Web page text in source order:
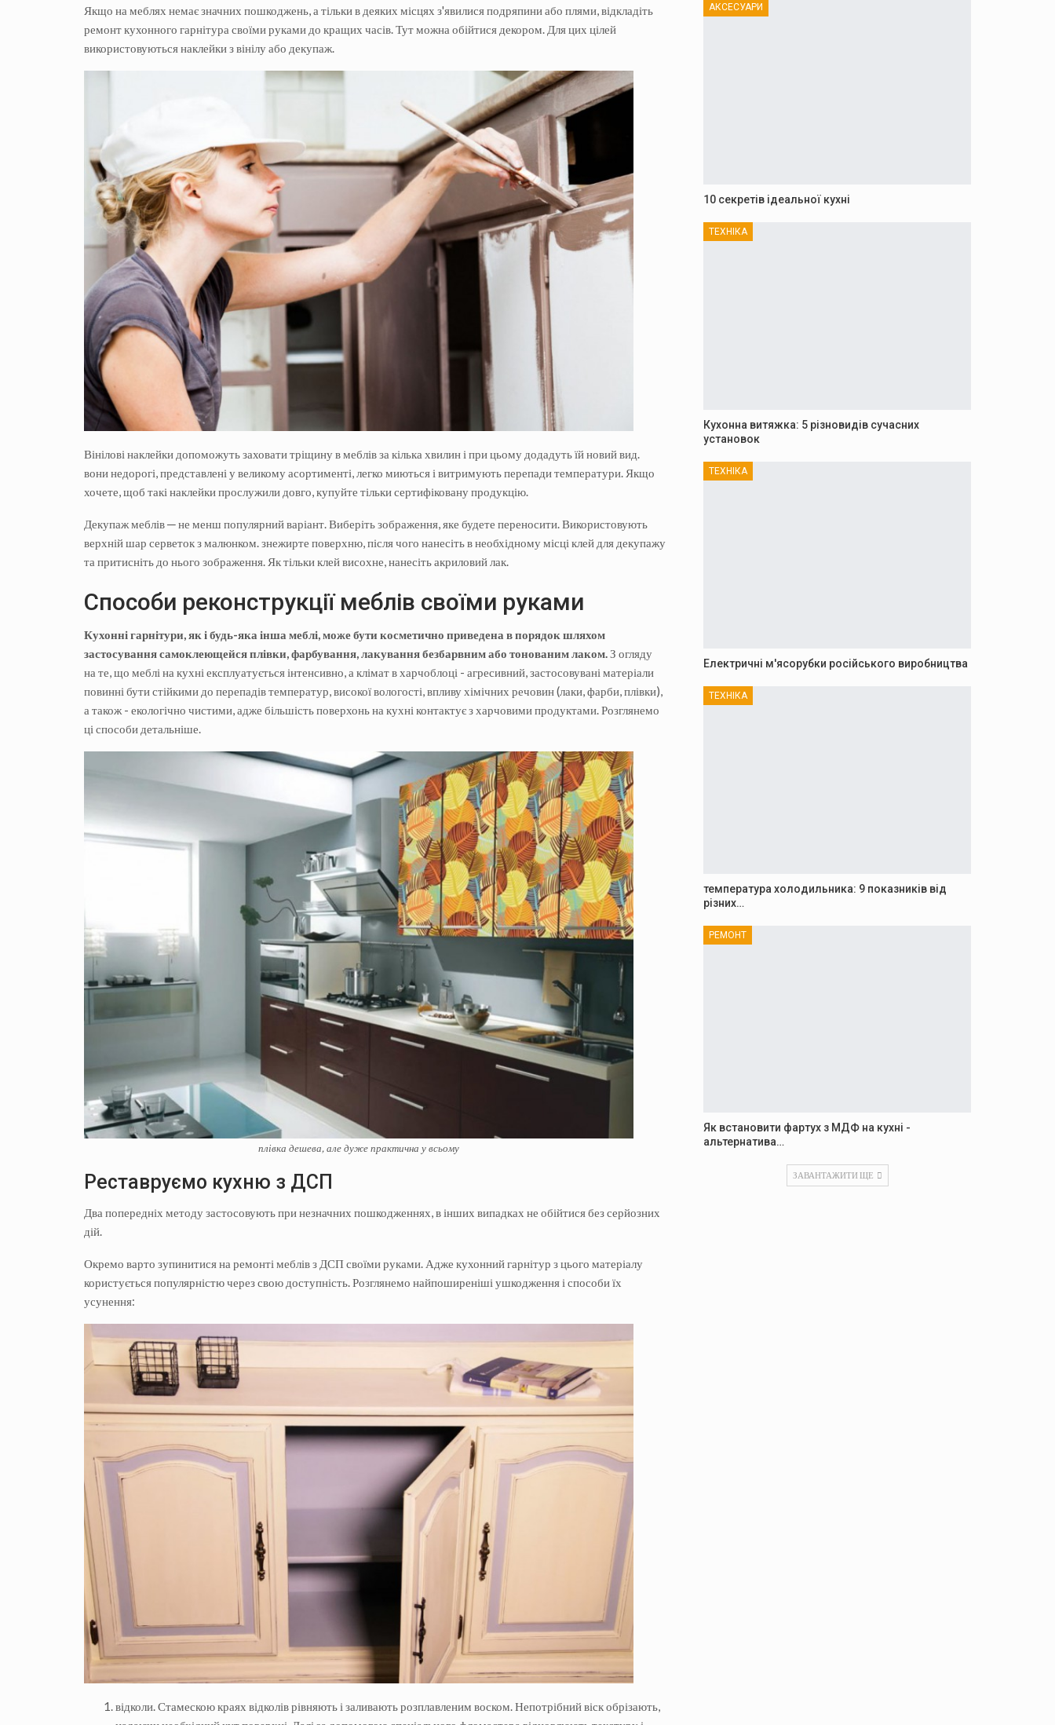
Якщо на меблях немає значних пошкоджень, а тільки в деяких місцях з'явилися подряпини або плями, відкладіть
ремонт кухонного гарнітура своїми руками до кращих часів. Тут можна обійтися декором. Для цих цілей
використовуються наклейки з вінілу або декупаж.
Вінілові наклейки допоможуть заховати тріщину в меблів за кілька хвилин і при цьому додадуть їй новий вид.
вони недорогі, представлені у великому асортименті, легко миються і витримують перепади температури. Якщо
хочете, щоб такі наклейки прослужили довго, купуйте тільки сертифіковану продукцію.
Декупаж меблів ─ не менш популярний варіант. Виберіть зображення, яке будете переносити. Використовують
верхній шар серветок з малюнком. знежирте поверхню, після чого нанесіть в необхідному місці клей для декупажу
та притисніть до нього зображення. Як тільки клей висохне, нанесіть акриловий лак.
Способи реконструкції меблів своїми руками
Кухонні гарнітури, як і будь-яка інша меблі, може бути косметично приведена в порядок шляхом
застосування самоклеющейся плівки, фарбування, лакування безбарвним або тонованим лаком.З огляду
на те, що меблі на кухні експлуатується інтенсивно, а клімат в харчоблоці - агресивний, застосовувані матеріали
повинні бути стійкими до перепадів температур, високої вологості, впливу хімічних речовин (лаки, фарби, плівки),
а також - екологічно чистими, адже більшість поверхонь на кухні контактує з харчовими продуктами. Розглянемо
ці способи детальніше.
плівка дешева, але дуже практична у всьому
Реставруємо кухню з ДСП
Два попередніх методу застосовують при незначних пошкодженнях, в інших випадках не обійтися без серйозних
дій.
Окремо варто зупинитися на ремонті меблів з ДСП своїми руками. Адже кухонний гарнітур з цього матеріалу
користується популярністю через свою доступність. Розглянемо найпоширеніші ушкодження і способи їх
усунення:
відколи. Стамескою краях відколів рівняють і заливають розплавленим воском. Непотрібний віск обрізають,
АКСЕСУАРИ
10 секретів ідеальної кухні
ТЕХНІКА
Кухонна витяжка: 5 різновидів сучасних
установок
ТЕХНІКА
Електричні м'ясорубки російського виробництва
ТЕХНІКА
температура холодильника: 9 показників від
різних…
РЕМОНТ
Як встановити фартух з МДФ на кухні -
альтернатива…
ЗАВАНТАЖИТИ ЩЕ